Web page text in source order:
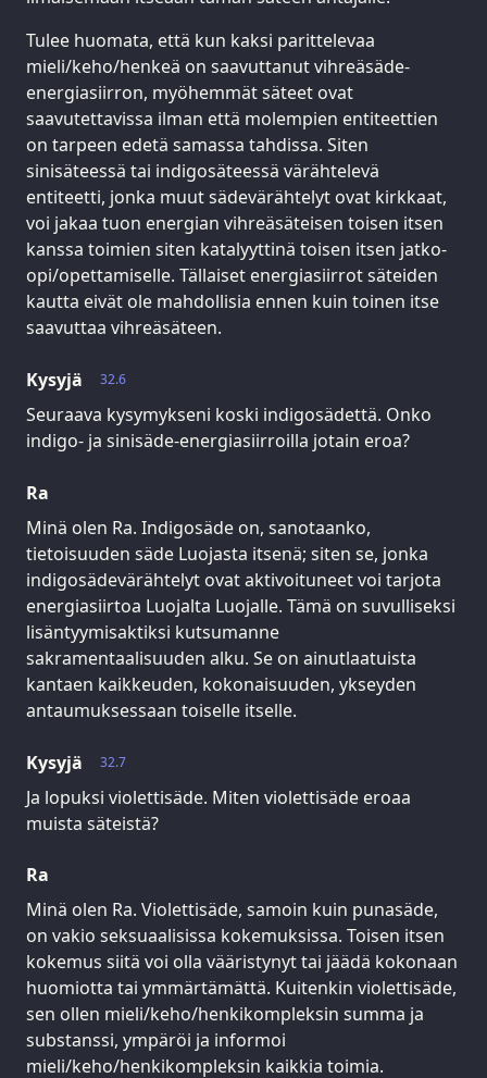
Tulee huomata, että kun kaksi parittelevaa
mieli/keho/henkeä on saavuttanut vihreäsäde-
energiasiirron, myöhemmät säteet ovat
saavutettavissa ilman että molempien entiteettien
on tarpeen edetä samassa tahdissa. Siten
sinisäteessä tai indigosäteessä värähtelevä
entiteetti, jonka muut sädevärähtelyt ovat kirkkaat,
voi jakaa tuon energian vihreäsäteisen toisen itsen
kanssa toimien siten katalyyttinä toisen itsen jatko-
opi/opettamiselle. Tällaiset energiasiirrot säteiden
kautta eivät ole mahdollisia ennen kuin toinen itse
saavuttaa vihreäsäteen.
32.6
Kysyjä
Seuraava kysymykseni koski indigosädettä. Onko
indigo- ja sinisäde-energiasiirroilla jotain eroa?
Ra
Minä olen Ra. Indigosäde on, sanotaanko,
tietoisuuden säde Luojasta itsenä; siten se, jonka
indigosädevärähtelyt ovat aktivoituneet voi tarjota
energiasiirtoa Luojalta Luojalle. Tämä on suvulliseksi
lisäntyymisaktiksi kutsumanne
sakramentaalisuuden alku. Se on ainutlaatuista
kantaen kaikkeuden, kokonaisuuden, ykseyden
antaumuksessaan toiselle itselle.
32.7
Kysyjä
Ja lopuksi violettisäde. Miten violettisäde eroaa
muista säteistä?
Ra
Minä olen Ra. Violettisäde, samoin kuin punasäde,
on vakio seksuaalisissa kokemuksissa. Toisen itsen
kokemus siitä voi olla vääristynyt tai jäädä kokonaan
huomiotta tai ymmärtämättä. Kuitenkin violettisäde,
sen ollen mieli/keho/henkikompleksin summa ja
substanssi, ympäröi ja informoi
mieli/keho/henkikompleksin kaikkia toimia.